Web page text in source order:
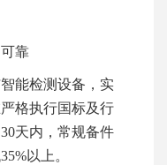
靠
能检测设备，实
格执行国标及行
30天内，常规备件
以上。